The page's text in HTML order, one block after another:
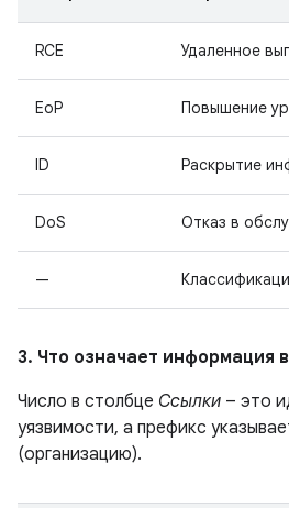
RCE Удаленное
EoP Повышение
ID Раскрытие
DoS Отказ в
—
3. Что означает информация
Число в столбце Ссылки – это
уязвимости, а префикс
(организацию).